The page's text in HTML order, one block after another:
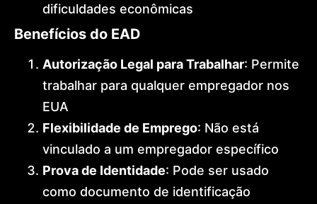
dificuldades econômicas
Benefícios do EAD
Autorização Legal para Trabalhar: Permite
trabalhar para qualquer empregador nos
EUA
Flexibilidade de Emprego: Não está
vinculado a um empregador específico
Prova de Identidade: Pode ser usado
como documento de identificação